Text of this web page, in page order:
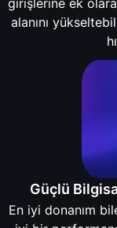
alanını
Güçlü
En iyi donanım